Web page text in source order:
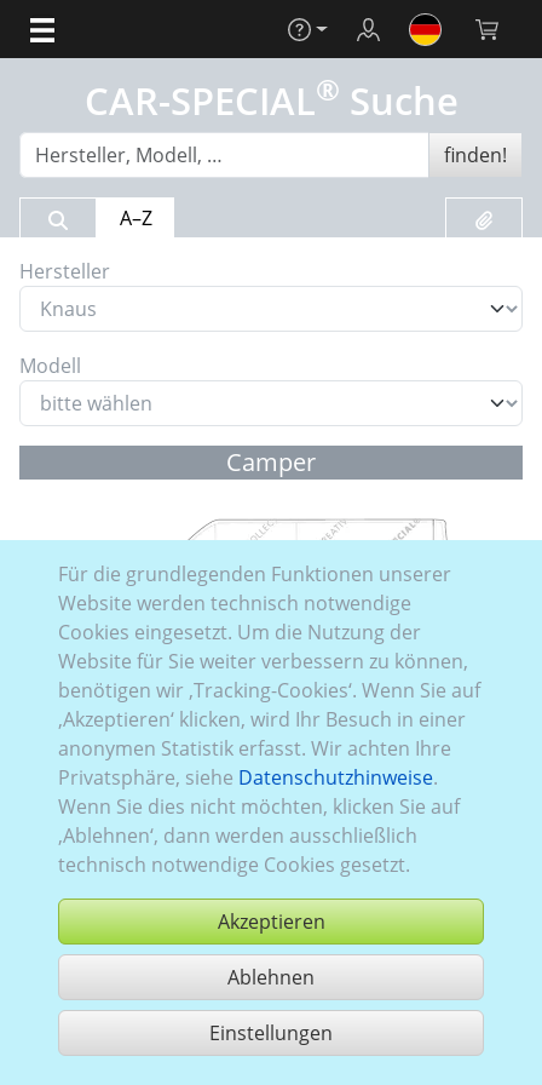
Hilfe Login
CAR-SPECIAL® Suche
finden!
Suchergebnis
A–Z
Hersteller
Modell
Camper
Knaus BoxStar
Knaus SkyTI
Für die grundlegenden Funktionen unserer
Website werden technisch notwendige
Cookies eingesetzt. Um die Nutzung der
Website für Sie weiter verbessern zu können,
benötigen wir ‚Tracking-Cookies‘. Wenn Sie auf
‚Akzeptieren‘ klicken, wird Ihr Besuch in einer
anonymen Statistik erfasst. Wir achten Ihre
Privatsphäre, siehe Datenschutzhinweise.
Wenn Sie dies nicht möchten, klicken Sie auf
‚Ablehnen‘, dann werden ausschließlich
technisch notwendige Cookies gesetzt.
Akzeptieren
Ablehnen
Einstellungen